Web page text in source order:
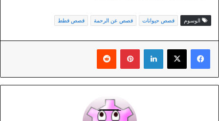
الوسوم قصص حيوانات قصص عن الرحمة قصص قطط
لينكدإن بينتيريست